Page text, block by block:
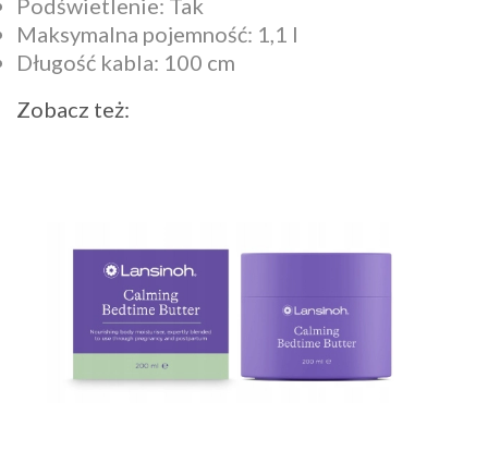
Maksymalna pojemność: 1,1 l
Długość kabla: 100 cm
Zobacz też: